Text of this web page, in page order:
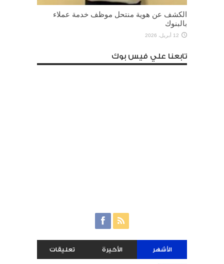
الكشف عن هوية منتحل موظف خدمة عملاء
بالبنوك
12 أبريل، 2026
تابعنا علي فيس بوك
الأشهر الأخيرة تعليقات